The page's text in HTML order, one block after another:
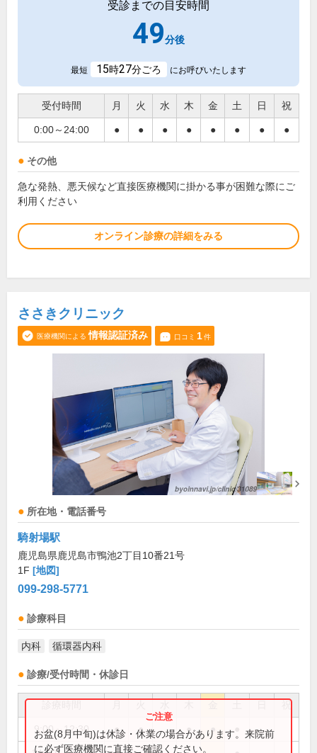
受診までの目安時間
49分後
最短 15時27分ごろ にお呼びいたします
受付時間 月 火 水 木 金 土 日 祝
0:00～24:00 ● ● ● ● ● ● ● ●
その他
急な発熱、悪天候など直接医療機関に掛かる事が困難な際にご
利用ください
オンライン診療の詳細をみる
ささきクリニック
医療機関による 情報認証済み 口コミ 1件
所在地・電話番号
騎射場駅
鹿児島県鹿児島市鴨池2丁目10番21号
1F [地図]
099-298-5771
診療科目
内科 循環器内科
診療/受付時間・休診日
祝
9:00～12:30 ● ● ● ●
お盆(8月中旬)は休診・休業の場合があります。来院前
に必ず医療機関に直接ご確認ください。